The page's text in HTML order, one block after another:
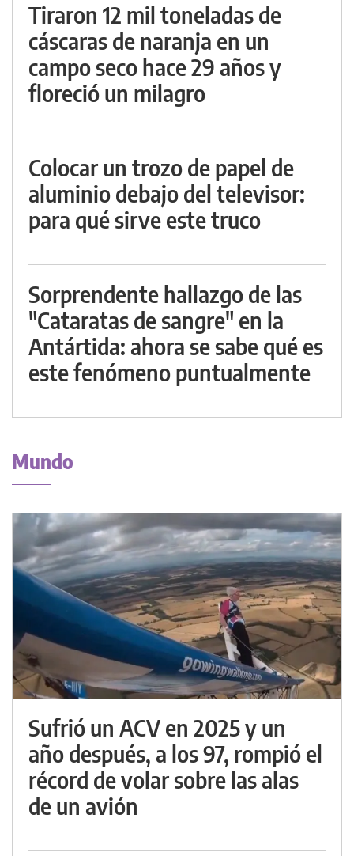
Tiraron 12 mil toneladas de
cáscaras de naranja en un
campo seco hace 29 años y
floreció un milagro
Colocar un trozo de papel de
aluminio debajo del televisor:
para qué sirve este truco
Sorprendente hallazgo de las
"Cataratas de sangre" en la
Antártida: ahora se sabe qué es
este fenómeno puntualmente
Mundo
Sufrió un ACV en 2025 y un
año después, a los 97, rompió el
récord de volar sobre las alas
de un avión